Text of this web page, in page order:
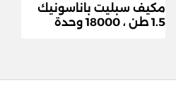
مكيف سبليت باناسونيك
1.5 طن ، 18000 وحدة